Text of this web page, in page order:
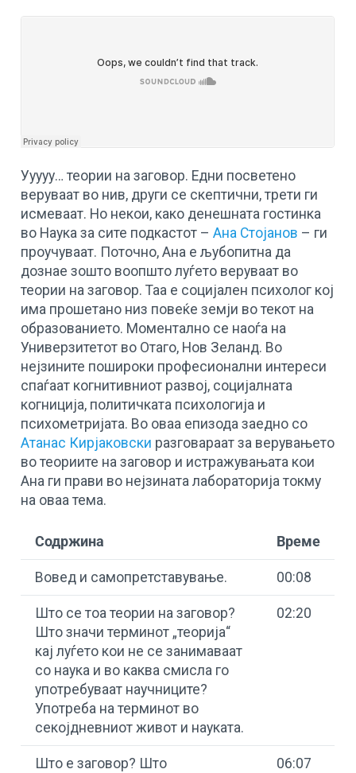
Ууууу… теории на заговор. Едни посветено
веруваат во нив, други се скептични, трети ги
исмеваат. Но некои, како денешната гостинка
во Наука за сите подкастот –Ана Стојанов – ги
проучуваат. Поточно, Ана е љубопитна да
дознае зошто воопшто луѓето веруваат во
теории на заговор. Taa е социјален психолог кој
има прошетано низ повеќе земји во текот на
образованието. Моментално се наоѓа на
Универзитетот во Отаго, Нов Зеланд. Во
нејзините пошироки професионални интереси
спаѓаат когнитивниот развој, социјалната
когниција, политичката психологија и
психометријата. Во оваа епизода заедно со
Атанас Кирјаковски разговараат за верувањето
во теориите на заговор и истражувањата кои
Ана ги прави во нејзината лабораторија токму
на оваа тема.
Содржина Време
Вовед и самопретставување. 00:08
Што се тоа теории на заговор?
Што значи терминот „теорија“
кај луѓето кои не се занимаваат
со наука и во каква смисла го
употребуваат научниците?
Употреба на терминот во
секојдневниот живот и науката.
02:20
Што е заговор? Што
06:07